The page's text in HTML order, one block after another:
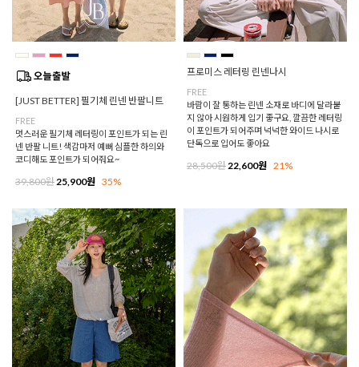
[JUST BETTER] 필기체 린넨 반팔니트
FREE
멋스러운 필기체 레터링이 포인트가 되는 린
넨 반팔 니트! 색감마저 예뻐 심플한 하의와
코디해도 포인트가 되어줘요~
39,800원25,900원 35%
프로미스 레터링 린넨나시
FREE
바람이 잘 통하는 린넨 소재로 바디에 달라붙
지 않아 시원하게 입기 좋구요, 깔끔한 레터링
이 포인트가 되어주며 넉넉한 와이드 나시로
단독으로 입어도 좋아요
28,500원22,600원 21%